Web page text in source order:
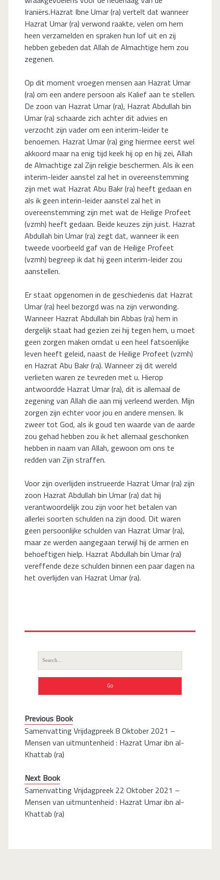
Iraniërs.Hazrat Ibne Umar (ra) vertelt dat wanneer
Hazrat Umar (ra) verwond raakte, velen om hem
heen verzamelden en spraken hun lof uit en zij
hebben gebeden dat Allah de Almachtige hem zou
zegenen.
Op dit moment vroegen mensen aan Hazrat Umar
(ra) om een andere persoon als Kalief aan te stellen.
De zoon van Hazrat Umar (ra), Hazrat Abdullah bin
Umar (ra) schaarde zich achter dit advies en
verzocht zijn vader om een interim-leider te
benoemen. Hazrat Umar (ra) ging hiermee eerst wel
akkoord maar na enig tijd keek hij op en hij zei, Allah
de Almachtige zal Zijn religie beschermen. Als ik een
interim-leider aanstel zal het in overeenstemming
zijn met wat Hazrat Abu Bakr (ra) heeft gedaan en
als ik geen interin-leider aanstel zal het in
overeenstemming zijn met wat de Heilige Profeet
(vzmh) heeft gedaan. Beide keuzes zijn juist. Hazrat
Abdullah bin Umar (ra) zegt dat, wanneer ik een
tweede voorbeeld gaf van de Heilige Profeet
(vzmh) begreep ik dat hij geen interim-leider zou
aanstellen.
Er staat opgenomen in de geschiedenis dat Hazrat
Umar (ra) heel bezorgd was na zijn verwonding.
Wanneer Hazrat Abdullah bin Abbas (ra) hem in
dergelijk staat had gezien zei hij tegen hem, u moet
geen zorgen maken omdat u een heel fatsoenlijke
leven heeft geleid, naast de Heilige Profeet (vzmh)
en Hazrat Abu Bakr (ra). Wanneer zij dit wereld
verlieten waren ze tevreden met u. Hierop
antwoordde Hazrat Umar (ra), dit is allemaal de
zegening van Allah die aan mij verleend werden. Mijn
zorgen zijn echter voor jou en andere mensen. Ik
zweer tot God, als ik goud ten waarde van de aarde
zou gehad hebben zou ik het allemaal geschonken
hebben in naam van Allah, gewoon om ons te
redden van Zijn straffen.
Voor zijn overlijden instrueerde Hazrat Umar (ra) zijn
zoon Hazrat Abdullah bin Umar (ra) dat hij
verantwoordelijk zou zijn voor het betalen van
allerlei soorten schulden na zijn dood. Dit waren
geen persoonlijke schulden van Hazrat Umar (ra),
maar ze werden aangegaan terwijl hij de armen en
behoeftigen hielp. Hazrat Abdullah bin Umar (ra)
vereffende deze schulden binnen een paar dagen na
het overlijden van Hazrat Umar (ra).
Search
for:
Previous Book
Samenvatting Vrijdagpreek 8 Oktober 2021 –
Mensen van uitmuntenheid : Hazrat Umar ibn al-
Khattab (ra)
Next Book
Samenvatting Vrijdagpreek 22 Oktober 2021 –
Mensen van uitmuntenheid : Hazrat Umar ibn al-
Khattab (ra)